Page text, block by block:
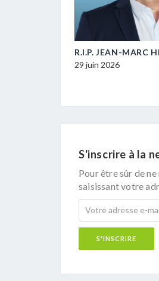
R.I.P. JEAN-MARC
29 juin 2026
S'inscrire à la
Pour être sûr de
saisissant votre